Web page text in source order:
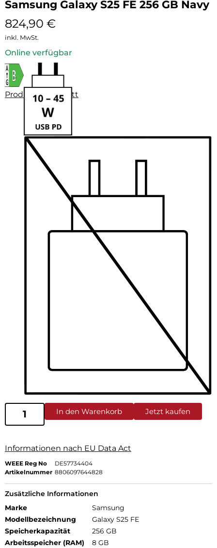
Samsung Galaxy S25 FE 256 GB Navy
824,90 €
inkl. MwSt.
Online verfügbar
Produktdatenblatt
In den Warenkorb Jetzt kaufen
Informationen nach EU Data Act
WEEE Reg No
DE57734404
Artikelnummer 8806097644828
Zusätzliche Informationen
Marke
Samsung
Modellbezeichnung
Galaxy S25 FE
Speicherkapazität
256 GB
Arbeitsspeicher (RAM)
8 GB